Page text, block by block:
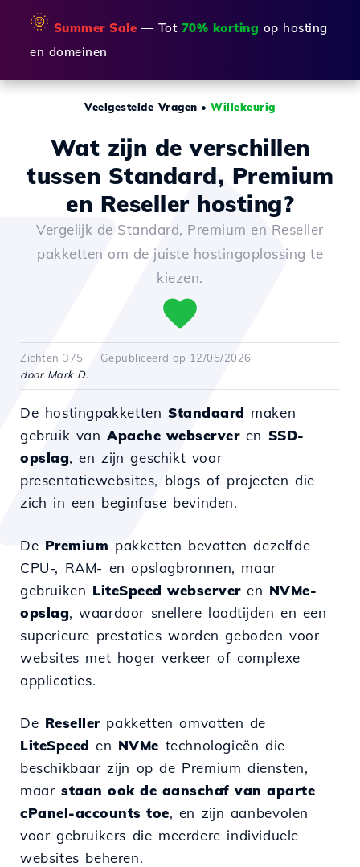
🌞 Summer Sale — Tot 70% korting op hosting
en domeinen
Veelgestelde Vragen •Willekeurig
Wat zijn de verschillen
tussen Standard, Premium
en Reseller hosting?
Vergelijk de Standard, Premium en Reseller
pakketten om de juiste hostingoplossing te
kiezen.
Zichten 375
Gepubliceerd op 12/05/2026
door Mark D.
De hostingpakketten Standaard maken
gebruik vanApache webserveren SSD-
opslag, en zijn geschikt voor
presentatiewebsites, blogs of projecten die
zich in een beginfase bevinden.
De Premium pakketten bevatten dezelfde
CPU-, RAM- en opslagbronnen, maar
gebruiken LiteSpeed webserveren NVMe-
opslag, waardoor snellere laadtijden en een
superieure prestaties worden geboden voor
websites met hoger verkeer of complexe
applicaties.
De Resellerpakketten omvatten de
LiteSpeed en NVMe technologieën die
beschikbaar zijn op de Premium diensten,
maar staan ook de aanschaf van aparte
cPanel-accounts toe, en zijn aanbevolen
voor gebruikers die meerdere individuele
websites beheren.